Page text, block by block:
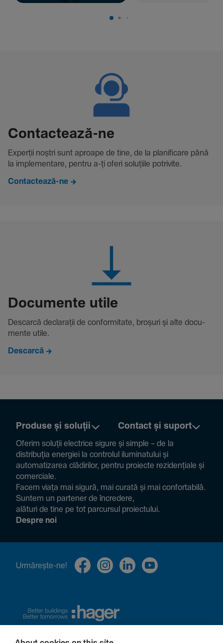
Contac­tează-ne
Experții noștri sunt aproape de tine, de la plani­fi­care până
la imple­men­tare, pentru a-ți oferi solu­țiile potri­vite.
Contactează-ne
Docu­mente utile
Descarcă decla­rații de conformitate, broșuri și alte docu­
mente utile.
Descarcă
Produse și soluții Contact și suport
Oferim soluții electrice sigure și simple – de la
distribuția energiei la controlul ilumi­na­tului și
auto­ma­ti­zarea clădi­rilor, pentru proiecte rezi­den­țiale și
comer­ciale.
Facem viața mai sigură, mai curată și mai confor­ta­bilă.
Suntem un partener de încre­dere,
alături de tine pe tot parcursul proiec­tului.
Despre noi
Urmă­rește-ne!